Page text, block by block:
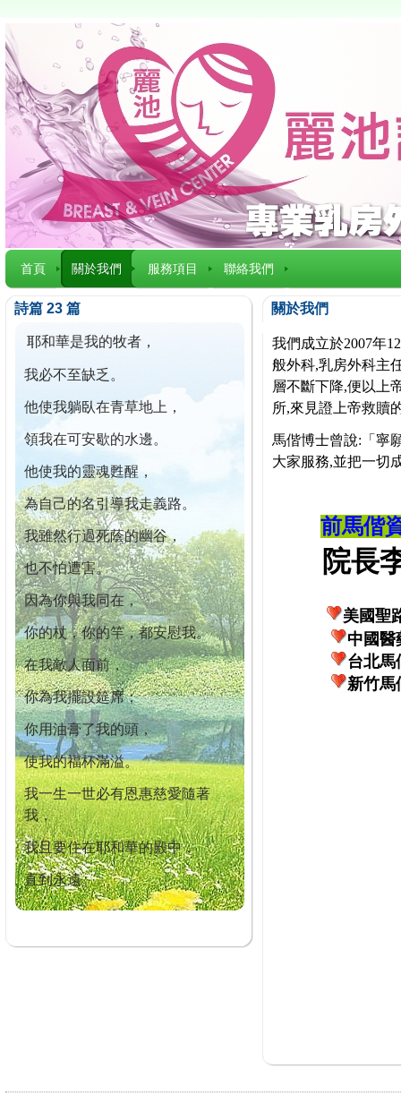
首頁 關於我們 服務項目 聯絡我們
詩篇 23 篇
耶和華是我的牧者，
我必不至缺乏。
他使我躺臥在青草地上，
領我在可安歇的水邊。
他使我的靈魂甦醒，
為自己的名引導我走義路。
我雖然行過死蔭的幽谷，
也不怕遭害。
因為你與我同在，
你的杖，你的竿，都安慰我。
在我敵人面前，
你為我擺設筵席；
你用油膏了我的頭，
使我的福杯滿溢。
我一生一世必有恩惠慈愛隨著
我，
我且要住在耶和華的殿中，
直到永遠。
關於我們
我們成立於2007年
般外科,乳房外科主
層不斷下降,便以上
所,來見證上帝救贖
馬偕博士曾說:「寧
大家服務,並把一切
前馬偕
院長李
美國聖
中國醫
台北馬
新竹馬